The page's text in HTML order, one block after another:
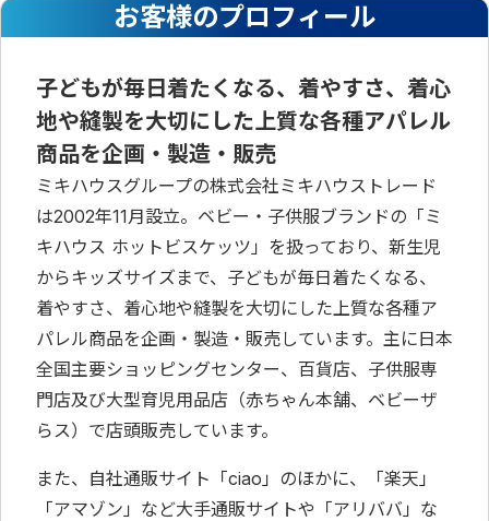
お客様のプロフィール
子どもが毎日着たくなる、着やすさ、着心
地や縫製を大切にした上質な各種アパレル
商品を企画・製造・販売
ミキハウスグループの株式会社ミキハウストレード
は2002年11月設立。ベビー・子供服ブランドの「ミ
キハウス ホットビスケッツ」を扱っており、新生児
からキッズサイズまで、子どもが毎日着たくなる、
着やすさ、着心地や縫製を大切にした上質な各種ア
パレル商品を企画・製造・販売しています。主に日本
全国主要ショッピングセンター、百貨店、子供服専
門店及び大型育児用品店（赤ちゃん本舗、ベビーザ
らス）で店頭販売しています。
また、自社通販サイト「ciao」のほかに、「楽天」
「アマゾン」など大手通販サイトや「アリババ」な